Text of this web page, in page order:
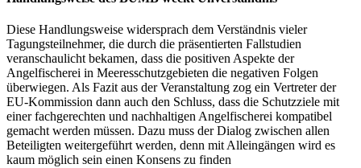
Diese Handlungsweise widersprach dem Verständnis vieler
Tagungsteilnehmer, die durch die präsentierten Fallstudien
veranschaulicht bekamen, dass die positiven Aspekte der
Angelfischerei in Meeresschutzgebieten die negativen Folgen
überwiegen. Als Fazit aus der Veranstaltung zog ein Vertreter der
EU-Kommission dann auch den Schluss, dass die Schutzziele mit
einer fachgerechten und nachhaltigen Angelfischerei kompatibel
gemacht werden müssen. Dazu muss der Dialog zwischen allen
Beteiligten weitergeführt werden, denn mit Alleingängen wird es
kaum möglich sein einen Konsens zu finden